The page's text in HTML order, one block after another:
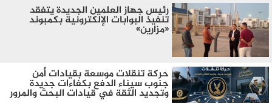
رئيس جهاز العلمين الجديدة يتفقد
تنفيذ البوابات الإلكترونية بكمبوند
«مزارين»
حركة تنقلات موسعة بقيادات أمن
جنوب سيناء الدفع بكفاءات جديدة
وتجديد الثقة في قيادات البحث والمرور